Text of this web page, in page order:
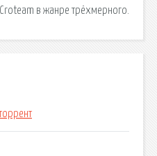
в жанре трёхмерного.